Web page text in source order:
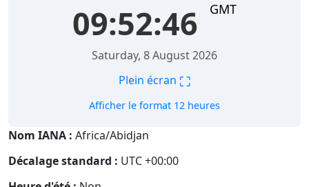
09:52:47 GMT
Saturday, 8 August 2026
Plein écran ⛶
Afficher le format 12 heures
Nom IANA : Africa/Abidjan
Décalage standard : UTC +00:00